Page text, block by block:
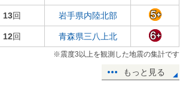
13回 岩手県内陸北部
12回 青森県三八上北
※震度3以上を観測した地震の集計です
もっと見る